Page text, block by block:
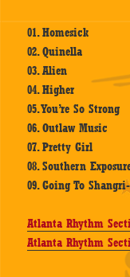
01. Homesick
02. Quinella
03. Alien
04. Higher
05. You’re So Strong
06. Outlaw Music
07. Pretty Girl
08. Southern
09. Going To
Atlanta Rhythm
Atlanta Rhythm